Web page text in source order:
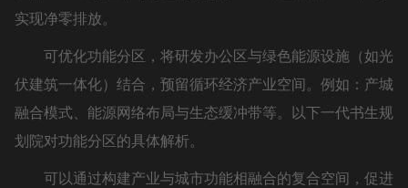
实现净零排放。
可优化功能分区，将研发办公区与绿色能源设施（如光
伏建筑一体化）结合，预留循环经济产业空间。例如：产城
融合模式、能源网络布局与生态缓冲带等。以下一代书生规
划院对功能分区的具体解析。
可以通过构建产业与城市功能相融合的复合空间，促进